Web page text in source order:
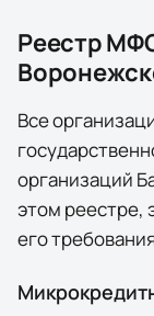
Реестр
Все
организаций
этом реестре,
его